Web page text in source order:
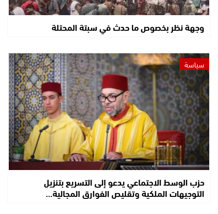
وجهة نظر بخصوص ما حدث في سبتة المحتلة
سياسة
حزب الوسط الاجتماعي يدعو إلى التسريع بتنزيل
التوجيهات الملكية وتقليص الفوارق المجالية…